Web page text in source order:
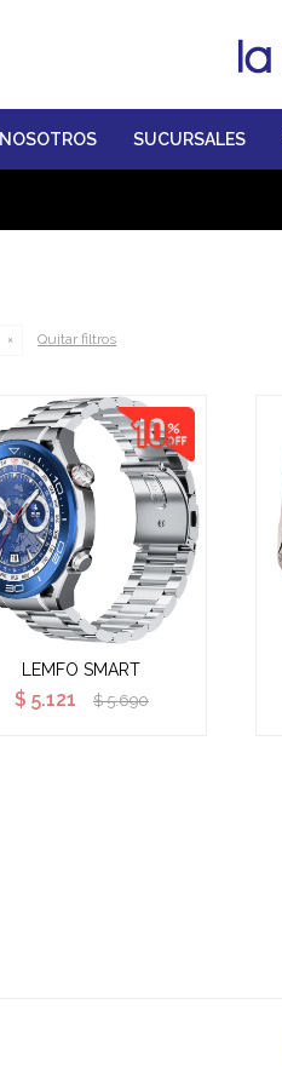
NOSOTROS SUCURSALES
Quitar filtros
LEMFO SMART
$ 5.121 $ 5.690